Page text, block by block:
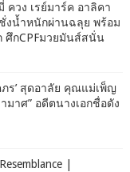
ควง เรย์มาร์ค อาลิคา
น้ำหนักผ่านฉลุย พร้อม
ศึกCPFมวยมันส์สนั่น
ร’ สุดอาลัย คุณแม่เพ็ญ
าศ” อดีตนางเอกชื่อดัง
|